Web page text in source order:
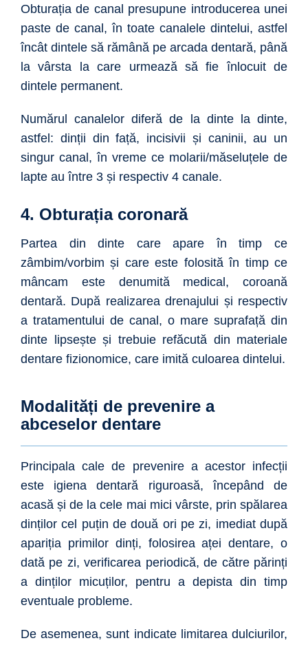
Obturația de canal presupune introducerea unei
paste de canal, în toate canalele dintelui, astfel
încât dintele să rămână pe arcada dentară, până
la vârsta la care urmează să fie înlocuit de
dintele permanent.
Numărul canalelor diferă de la dinte la dinte,
astfel: dinții din față, incisivii și caninii, au un
singur canal, în vreme ce molarii/măseluțele de
lapte au între 3 și respectiv 4 canale.
4. Obturația coronară
Partea din dinte care apare în timp ce
zâmbim/vorbim și care este folosită în timp ce
mâncam este denumită medical, coroană
dentară. După realizarea drenajului și respectiv
a tratamentului de canal, o mare suprafață din
dinte lipsește și trebuie refăcută din materiale
dentare fizionomice, care imită culoarea dintelui.
Modalități de prevenire a
abceselor dentare
Principala cale de prevenire a acestor infecții
este igiena dentară riguroasă, începând de
acasă și de la cele mai mici vârste, prin spălarea
dinților cel puțin de două ori pe zi, imediat după
apariția primilor dinți, folosirea aței dentare, o
dată pe zi, verificarea periodică, de către părinți
a dinților micuților, pentru a depista din timp
eventuale probleme.
De asemenea, sunt indicate limitarea dulciurilor,